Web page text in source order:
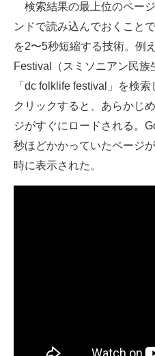
ビジネスと働き方のヒント
企業ITのトレンドを詳説
マーケ×ITの今がよく分かる
検索結果の最上位のペー
ンドで読み込んでおくこと
を2〜5秒短縮する技術。例
Festival（スミソニアン民族
「dc folklife festival」を検
クリックすると、あらかじ
ジがすぐにロードされる。
秒ほどかかっていたページ
時に表示された。